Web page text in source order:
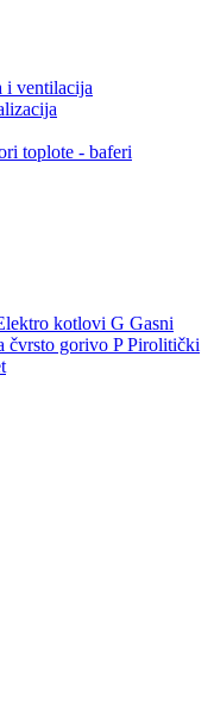
i ventilacija
toplote - baferi
kotlovi G Gasni
čvrsto gorivo P Pirolitički